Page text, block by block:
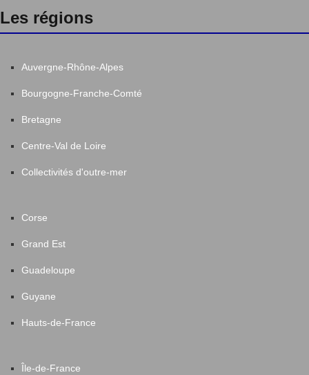
Les régions
Auvergne-Rhône-Alpes
Bourgogne-Franche-Comté
Bretagne
Centre-Val de Loire
Collectivités d'outre-mer
Corse
Grand Est
Guadeloupe
Guyane
Hauts-de-France
Île-de-France